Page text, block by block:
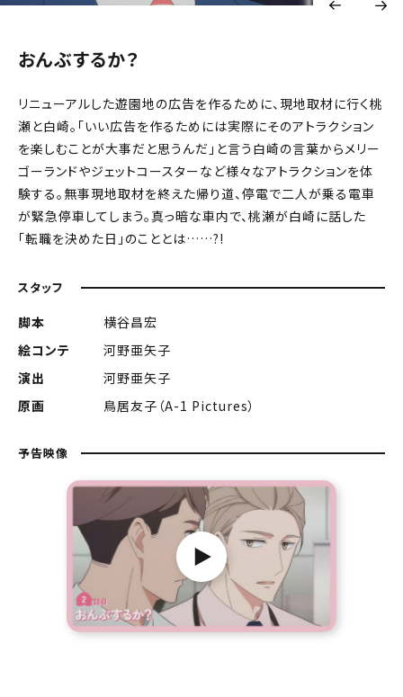
おんぶするか？
リニューアルした遊園地の広告を作るために、現地取材に行く桃
瀬と白崎。「いい広告を作るためには実際にそのアトラクション
を楽しむことが大事だと思うんだ」と言う白崎の言葉からメリー
ゴーランドやジェットコースターなど様々なアトラクションを体
験する。無事現地取材を終えた帰り道、停電で二人が乗る電車
が緊急停車してしまう。真っ暗な車内で、桃瀬が白崎に話した
「転職を決めた日」のこととは……?!
スタッフ
脚本
横谷昌宏
絵コンテ
河野亜矢子
演出
河野亜矢子
原画
鳥居友子（A-1 Pictures）
予告映像